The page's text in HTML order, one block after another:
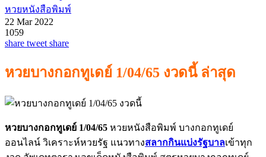
หวยหนังสือพิมพ์
22 Mar 2022
1059
share tweet share
หวยบางกอกทูเดย์ 1/04/65 งวดนี้ ล่าสุด
หวยบางกอกทูเดย์ 1/04/65 หวยหนังสือพิมพ์ บางกอกทูเดย์
ออนไลน์ วิเคราะห์หวยรัฐ แนวทางสลากกินแบ่งรัฐบาลเข้าทุก